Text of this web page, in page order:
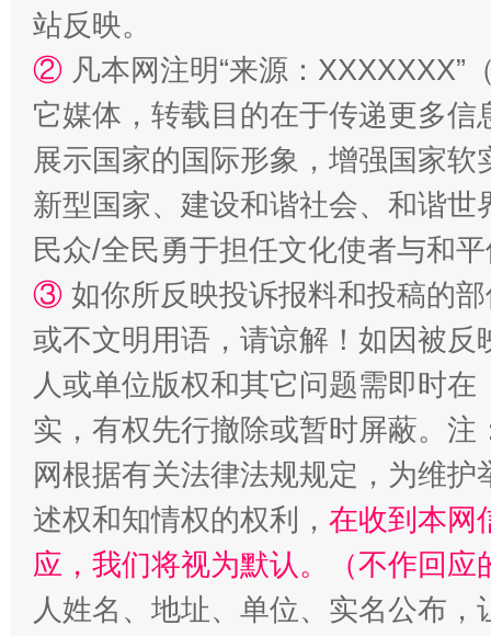
漫山遍野的桃花与雪山、麦地、白藏房 除
招工难、用工荒背后
站反映。
② 凡本网注明“来源：
它媒体，转载目的在于传递更多
展示国家的国际形象，增强国家
新型国家、建设和谐社会、和谐
民众/全民勇于担任文化使者与和
③ 如你所反映投诉报料和投稿的
或不文明用语，请谅解！如因被
人或单位版权和其它问题需即时在
实，有权先行撤除或暂时屏蔽。
网根据有关法律法规规定，为维
述权和知情权的权利， 在收到本网
应，我们将视为默认。（不作回应
人姓名、地址、单位、实名公布